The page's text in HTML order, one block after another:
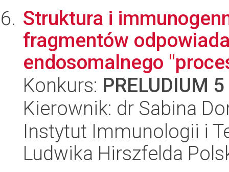
Struktura i
fragmentów
endosomalnego
Konkurs: PRELUDIUM 5
Kierownik: dr Sabina
Instytut Immunologii i
Ludwika Hirszfelda